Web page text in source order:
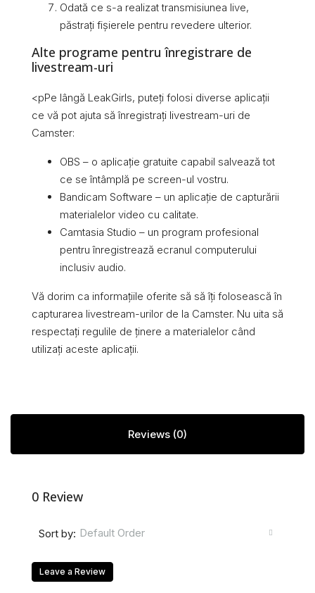
Odată ce s-a realizat transmisiunea live,
păstrați fișierele pentru revedere ulterior.
Alte programe pentru înregistrare de
livestream-uri
<pPe lângă LeakGirls, puteți folosi diverse aplicații
ce vă pot ajuta să înregistrați livestream-uri de
Camster:
OBS – o aplicație gratuite capabil salvează tot
ce se întâmplă pe screen-ul vostru.
Bandicam Software – un aplicație de capturării
materialelor video cu calitate.
Camtasia Studio – un program profesional
pentru înregistrează ecranul computerului
inclusiv audio.
Vă dorim ca informațiile oferite să să îți folosească în
capturarea livestream-urilor de la Camster. Nu uita să
respectați regulile de ținere a materialelor când
utilizați aceste aplicații.
Reviews (0)
0 Review
Sort by: Default Order
Leave a Review